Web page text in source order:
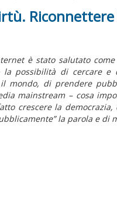
è stato salutato
la possibilità di cercare e
mondo, di prendere
mainstream – cosa
crescere la
la parola e di